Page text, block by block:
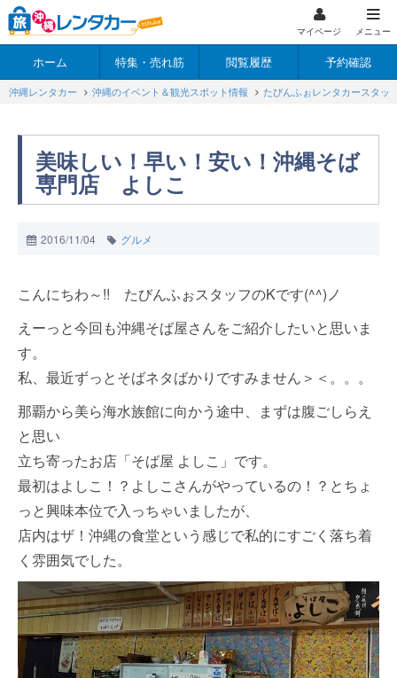
マイページ メニュー
ホーム 特集・売れ筋 閲覧履歴 予約確認
沖縄レンタカー 沖縄のイベント＆観光スポット情報 たびんふぉレンタカースタッ
美味しい！早い！安い！沖縄そば
専門店 よしこ
2016/11/04 グルメ
こんにちわ～!! たびんふぉスタッフのKです(^^)ノ
えーっと今回も沖縄そば屋さんをご紹介したいと思いま
す。
私、最近ずっとそばネタばかりですみません＞＜。。。
那覇から美ら海水族館に向かう途中、まずは腹ごしらえ
と思い
立ち寄ったお店「そば屋 よしこ」です。
最初はよしこ！？よしこさんがやっているの！？とちょ
っと興味本位で入っちゃいましたが、
店内はザ！沖縄の食堂という感じで私的にすごく落ち着
く雰囲気でした。